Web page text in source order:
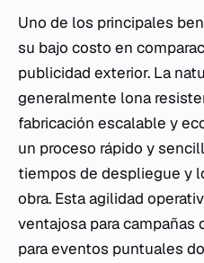
Uno de los principales
su bajo costo en
publicidad exterior. La
generalmente lona
fabricación escalable y
un proceso rápido y
tiempos de despliegue y
obra. Esta agilidad
ventajosa para campañas
para eventos puntuales